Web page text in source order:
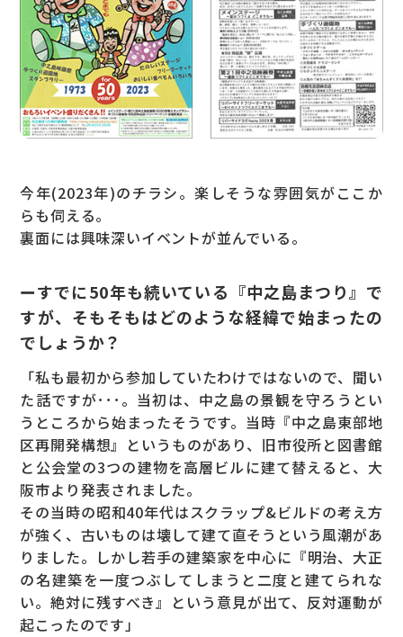
今年(2023年)のチラシ。楽しそうな雰囲気がここか
らも伺える。
裏面には興味深いイベントが並んでいる。
ーすでに50年も続いている『中之島まつり』で
すが、そもそもはどのような経緯で始まったの
でしょうか？
「私も最初から参加していたわけではないので、聞い
た話ですが･･･。当初は、中之島の景観を守ろうとい
うところから始まったそうです。当時『中之島東部地
区再開発構想』というものがあり、旧市役所と図書館
と公会堂の3つの建物を高層ビルに建て替えると、大
阪市より発表されました。
その当時の昭和40年代はスクラップ&ビルドの考え方
が強く、古いものは壊して建て直そうという風潮があ
りました。しかし若手の建築家を中心に『明治、大正
の名建築を一度つぶしてしまうと二度と建てられな
い。絶対に残すべき』という意見が出て、反対運動が
起こったのです」